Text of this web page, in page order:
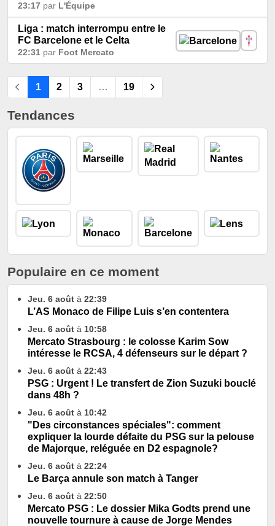
23:17 par L'Équipe
Liga : match interrompu entre le
FC Barcelone et le Celta
22:31 par Foot Mercato
1 2 3 … 19
Tendances
Populaire en ce moment
Jeu. 6 août à 22:39
L’AS Monaco de Filipe Luis s’en contentera
Jeu. 6 août à 10:58
Mercato Strasbourg : le colosse Karim Sow
intéresse le RCSA, 4 défenseurs sur le départ ?
Jeu. 6 août à 22:43
PSG : Urgent ! Le transfert de Zion Suzuki bouclé
dans 48h ?
Jeu. 6 août à 10:42
"Des circonstances spéciales": comment
expliquer la lourde défaite du PSG sur la pelouse
de Majorque, reléguée en D2 espagnole?
Jeu. 6 août à 22:24
Le Barça annule son match à Tanger
Jeu. 6 août à 22:50
Mercato PSG : Le dossier Mika Godts prend une
nouvelle tournure à cause de Jorge Mendes